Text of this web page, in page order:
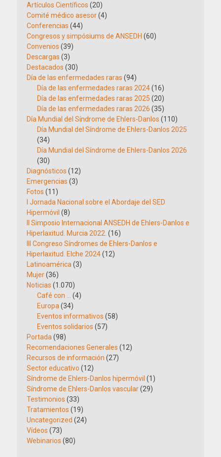
Artículos Científicos (20)
Comité médico asesor(4)
Conferencias (44)
Congresos y simpósiums de ANSEDH (60)
Convenios (39)
Descargas (3)
Destacados (30)
Día de las enfermedades raras (94)
Día de las enfermedades raras 2024(16)
Día de las enfermedades raras 2025 (20)
Día de las enfermedades raras 2026 (35)
Día Mundial del Síndrome de Ehlers-Danlos (110)
Día Mundial del Síndrome de Ehlers-Danlos 2025
(34)
Día Mundial del Síndrome de Ehlers-Danlos 2026
(30)
Diagnósticos (12)
Emergencias (3)
Fotos (11)
I Jornada Nacional sobre el Abordaje del SED
Hipermóvil (8)
II Simposio Internacional ANSEDH de Ehlers-Danlos e
Hiperlaxitud. Murcia 2022. (16)
III Congreso Síndromes de Ehlers-Danlos e
Hiperlaxitud. Elche 2024(12)
Latinoamérica (3)
Mujer(36)
Noticias (1.070)
Café con …
(4)
Europa (34)
Eventos informativos (58)
Eventos solidarios (57)
Portada (98)
Recomendaciones Generales (12)
Recursos de información (27)
Sector educativo (12)
Síndrome de Ehlers-Danlos hipermóvil (1)
Síndrome de Ehlers-Danlos vascular(29)
Testimonios (33)
Tratamientos (19)
Uncategorized (24)
Vídeos (73)
Webinarios (80)